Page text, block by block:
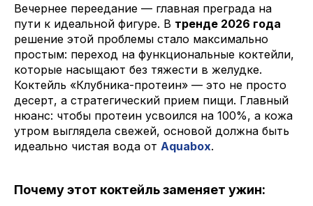
Вечернее переедание — главная преграда на
пути к идеальной фигуре. В тренде 2026 года
решение этой проблемы стало максимально
простым: переход на функциональные коктейли,
которые насыщают без тяжести в желудке.
Коктейль «Клубника-протеин» — это не просто
десерт, а стратегический прием пищи. Главный
нюанс: чтобы протеин усвоился на 100%, а кожа
утром выглядела свежей, основой должна быть
идеально чистая вода от Aquabox.
Почему этот коктейль заменяет ужин: